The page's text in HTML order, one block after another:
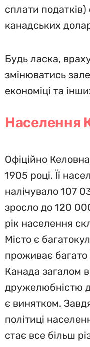
сплати
канадських
Будь ласка,
змінюватись
економіці та
Населення
Офіційно
1905 році. Її
налічувало 107
зросло до 120
рік населення
Місто є
проживає багато
Канада загалом
дружелюбністю
є винятком.
політиці
стає все більш